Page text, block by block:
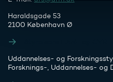
Haraldsgade 53
2100 København Ø
Uddannelses- og
Forsknings-, Uddannelses- og